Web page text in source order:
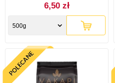
6,50 zł
500g